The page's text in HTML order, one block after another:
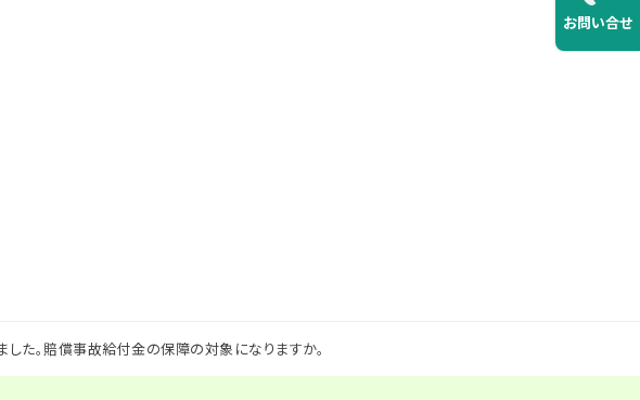
お問い合せ
た。賠償事故給付金の保障の対象になりますか。